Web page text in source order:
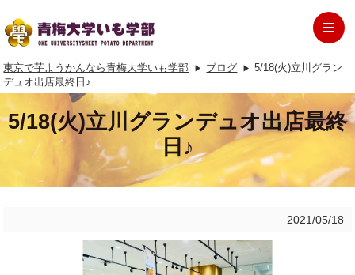
東京で芋ようかんなら青梅大学いも学部 ブログ
5/18(火)立川グラン
デュオ出店最終日♪
5/18(火)立川グランデュオ出店最終
日♪
2021/05/18